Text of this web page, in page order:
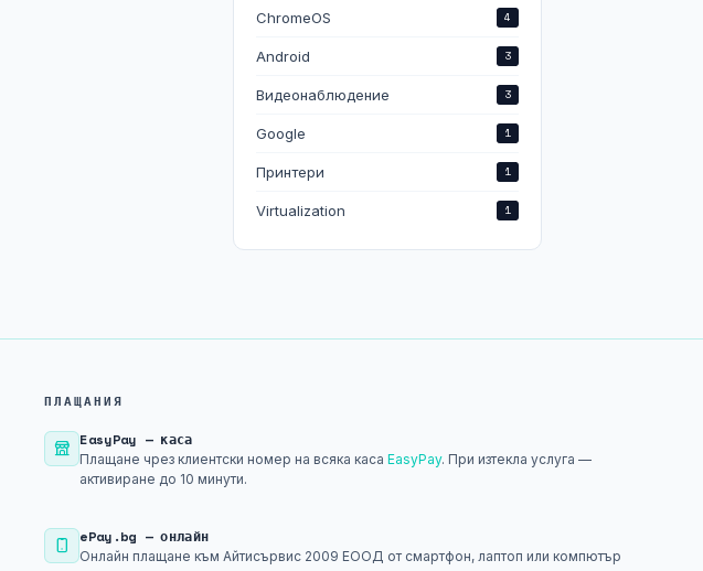
ChromeOS 4
Android 3
Видеонаблюдение 3
Google 1
Принтери 1
Virtualization 1
ПЛАЩАНИЯ
EasyPay — каса
Плащане чрез клиентски номер на всяка касаEasyPay. При изтекла услуга —
активиране до 10 минути.
ePay.bg — онлайн
Онлайн плащане към Айтисървис 2009 ЕООД от смартфон, лаптоп или компютър